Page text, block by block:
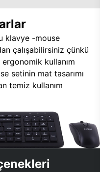
klavye -mouse
çalışabilirsiniz çünkü
kullanım
setinin mat tasarımı
temiz kullanım